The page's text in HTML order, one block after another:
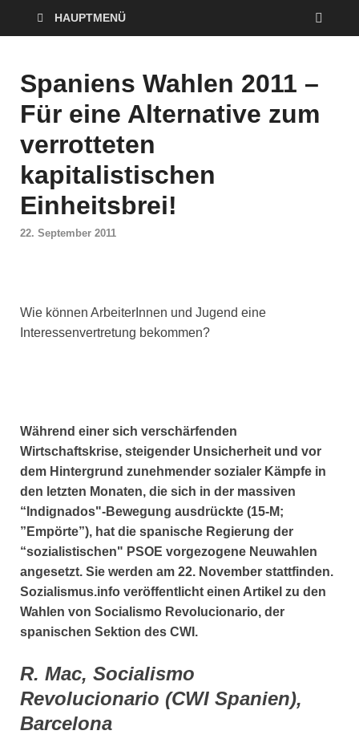
HAUPTMENÜ
Spaniens Wahlen 2011 –
Für eine Alternative zum
verrotteten
kapitalistischen
Einheitsbrei!
22. September 2011
Wie können ArbeiterInnen und Jugend eine
Interessenvertretung bekommen?
Während einer sich verschärfenden
Wirtschaftskrise, steigender Unsicherheit und vor
dem Hintergrund zunehmender sozialer Kämpfe in
den letzten Monaten, die sich in der massiven
“Indignados"-Bewegung ausdrückte (15-M;
”Empörte”), hat die spanische Regierung der
“sozialistischen" PSOE vorgezogene Neuwahlen
angesetzt. Sie werden am 22. November stattfinden.
Sozialismus.info veröffentlicht einen Artikel zu den
Wahlen von Socialismo Revolucionario, der
spanischen Sektion des CWI.
R. Mac, Socialismo
Revolucionario (CWI Spanien),
Barcelona